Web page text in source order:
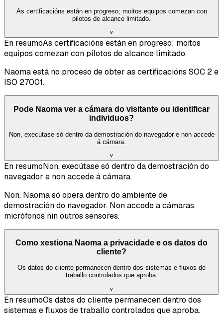
As certificacións están en progreso; moitos equipos comezan con
pilotos de alcance limitado.
˅
En resumoAs certificacións están en progreso; moitos
equipos comezan con pilotos de alcance limitado.
Naoma está no proceso de obter as certificacións SOC 2 e
ISO 27001.
Pode Naoma ver a cámara do visitante ou identificar
individuos?
Non, execútase só dentro da demostración do navegador e non accede
á cámara.
˅
En resumoNon, execútase só dentro da demostración do
navegador e non accede á cámara.
Non. Naoma só opera dentro do ambiente de
demostración do navegador. Non accede a cámaras,
micrófonos nin outros sensores.
Como xestiona Naoma a privacidade e os datos do
cliente?
Os datos do cliente permanecen dentro dos sistemas e fluxos de
traballo controlados que aproba.
˅
En resumoOs datos do cliente permanecen dentro dos
sistemas e fluxos de traballo controlados que aproba.